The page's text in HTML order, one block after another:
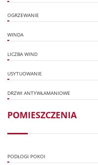
OGRZEWANIE
WINDA
LICZBA WIND
USYTUOWANIE
DRZWI ANTYWŁAMANIOWE
POMIESZCZENIA
PODŁOGI POKOI